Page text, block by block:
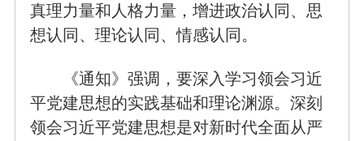
真理力量和人格力量，增进政治认同、思
想认同、理论认同、情感认同。
《通知》强调，要深入学习领会习近
平党建思想的实践基础和理论渊源。深刻
领会习近平党建思想是对新时代全面从严